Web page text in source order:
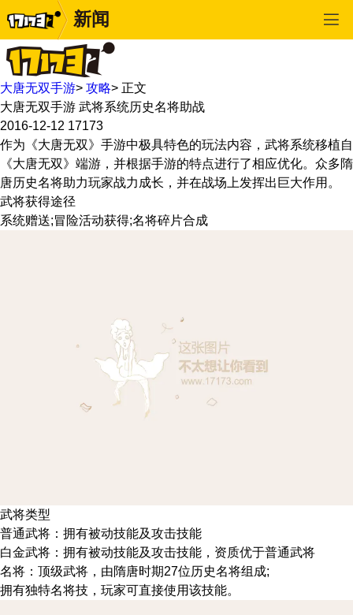
新闻
大唐无双手游> 攻略> 正文
大唐无双手游 武将系统历史名将助战
2016-12-12 17173
作为《大唐无双》手游中极具特色的玩法内容，武将系统移植自
《大唐无双》端游，并根据手游的特点进行了相应优化。众多隋
唐历史名将助力玩家战力成长，并在战场上发挥出巨大作用。
武将获得途径
系统赠送;冒险活动获得;名将碎片合成
武将类型
普通武将：拥有被动技能及攻击技能
白金武将：拥有被动技能及攻击技能，资质优于普通武将
名将：顶级武将，由隋唐时期27位历史名将组成;
拥有独特名将技，玩家可直接使用该技能。